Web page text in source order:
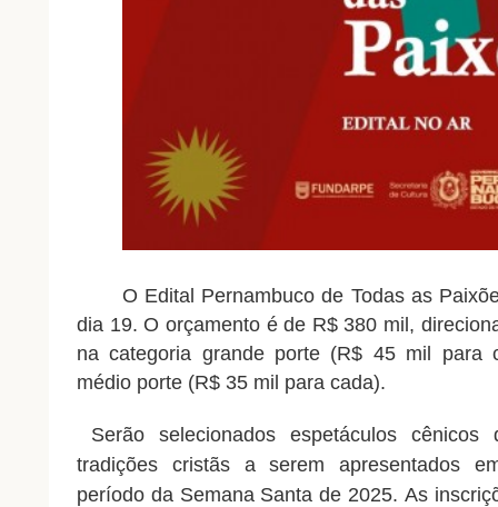
O Edital Pernambuco de Todas as
dia 19. O orçamento é de R$ 380 mil,
na categoria grande porte (R$ 45 mil para
médio porte (R$ 35 mil para cada).
Serão selecionados espetáculos
tradições cristãs a serem apresentados
período da Semana Santa de 2025. As